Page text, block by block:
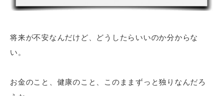
将来が不安なんだけど、どうしたらいいのか分からな
い。
お金のこと、健康のこと、このままずっと独りなんだろ